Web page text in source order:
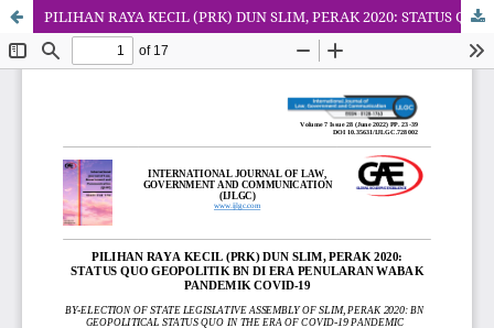
PILIHAN RAYA KECIL (PRK) DUN SLIM, PERAK 2020: STATUS QUO GEOPOLITIK BN DI ERA PENULARAN WABAK PANDEMIK COVID-19